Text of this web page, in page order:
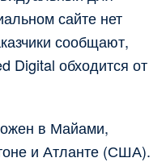
сайте нет
сообщают,
Digital обходится от
в Майами,
и Атланте (США).